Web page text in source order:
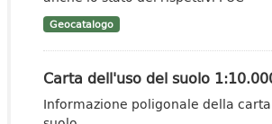
Geocatalogo
Carta dell'uso del suolo
Informazione poligonale della